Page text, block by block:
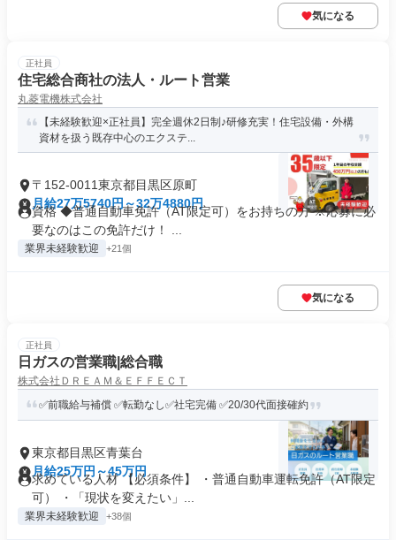
気になる
正社員
住宅総合商社の法人・ルート営業
丸菱電機株式会社
【未経験歓迎×正社員】完全週休2日制♪研修充実！住宅設備・外構
資材を扱う既存中心のエクステ...
〒152-0011東京都目黒区原町
月給27万5740円～32万4880円
資格 ◆普通自動車免許（AT限定可）をお持ちの方 ※応募に必
要なのはこの免許だけ！ ...
業界未経験歓迎 +21個
気になる
正社員
日ガスの営業職|総合職
株式会社ＤＲＥＡＭ＆ＥＦＦＥＣＴ
✅前職給与補償 ✅転勤なし✅社宅完備 ✅20/30代面接確約
東京都目黒区青葉台
月給25万円～45万円
求めている人材 【必須条件】 ・普通自動車運転免許（AT限定
可） ・「現状を変えたい」...
業界未経験歓迎 +38個